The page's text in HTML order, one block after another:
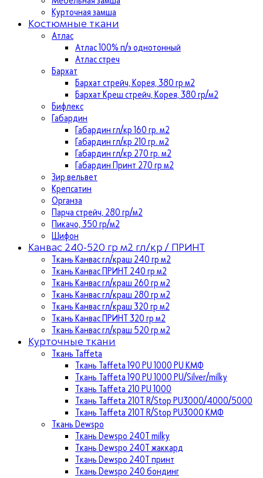
Курточная замша
Костюмные ткани
Атлас
Атлас 100% п/э однотонный
Атлас стреч
Бархат
Бархат стрейч, Корея, 380 гр м2
Бархат Креш стрейч, Корея, 380 гр/м2
Бифлекс
Габардин
Габардин гл/кр 160 гр. м2
Габардин гл/кр 210 гр. м2
Габардин гл/кр 270 гр. м2
Габардин Принт 270 гр м2
Зир вельвет
Крепсатин
Органза
Парча стрейч, 280 гр/м2
Пикачо, 350 гр/м2
Шифон
Канвас 240-520 гр м2 гл/кр / ПРИНТ
Ткань Канвас гл/краш 240 гр м2
Ткань Канвас ПРИНТ 240 гр м2
Ткань Канвас гл/краш 260 гр м2
Ткань Канвас гл/краш 280 гр м2
Ткань Канвас гл/краш 320 гр м2
Ткань Канвас ПРИНТ 320 гр м2
Ткань Канвас гл/краш 520 гр м2
Курточные ткани
Ткань Taffeta
Ткань Taffeta 190 PU 1000 PU КМФ
Ткань Taffeta 190 PU 1000 PU/Silver/milky
Ткань Taffeta 210 PU 1000
Ткань Taffeta 210Т R/Stop PU3000/4000/5000
Ткань Taffeta 210Т R/Stop PU3000 КМФ
Ткань Dewspo
Ткань Dewspo 240Т milky
Ткань Dewspo 240T жаккард
Ткань Dewspo 240Т принт
Ткань Dewspo 240 бондинг